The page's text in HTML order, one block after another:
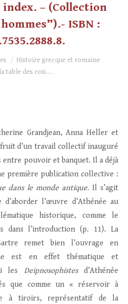
– (Collection
ISBN :
Histoire grecque et romaine
table des rois.…
Grandjean, Anna Heller et
d’un travail collectif inauguré
pouvoir et banquet. Il a déjà
première publication collective :
dans le monde antique. Il s’agit
l’œuvre d’Athénée au
historique, comme le
dans l’introduction (p. 11). La
remet bien l’ouvrage en
est en effet thématique et
les Deipnosophistesd’Athénée
que comme un « réservoir à
à tiroirs, représentatif de la